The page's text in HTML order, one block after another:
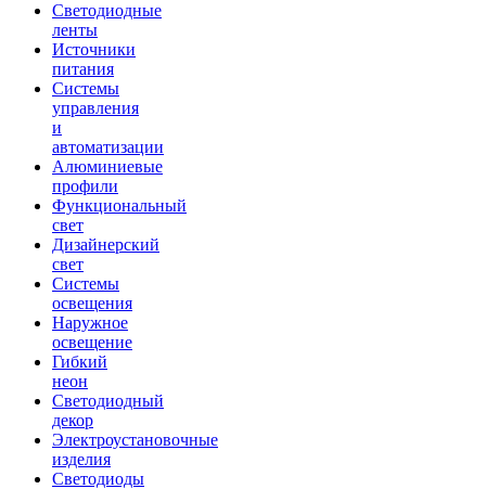
Светодиодные
ленты
Источники
питания
Системы
управления
и
автоматизации
Алюминиевые
профили
Функциональный
свет
Дизайнерский
свет
Системы
освещения
Наружное
освещение
Гибкий
неон
Светодиодный
декор
Электроустановочные
изделия
Светодиоды